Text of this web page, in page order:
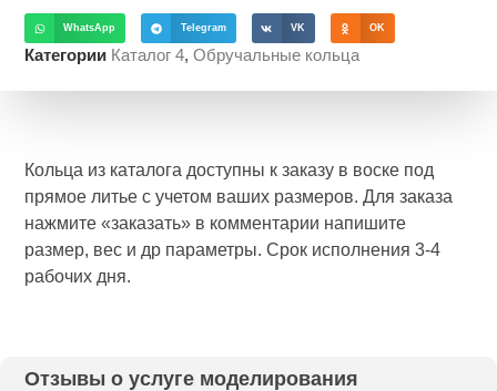
WhatsApp Telegram VK OK
Категории Каталог 4,Обручальные кольца
Кольца из каталога доступны к заказу в воске под
прямое литье с учетом ваших размеров. Для заказа
нажмите «заказать» в комментарии напишите
размер, вес и др параметры. Срок исполнения 3-4
рабочих дня.
Отзывы о услуге моделирования